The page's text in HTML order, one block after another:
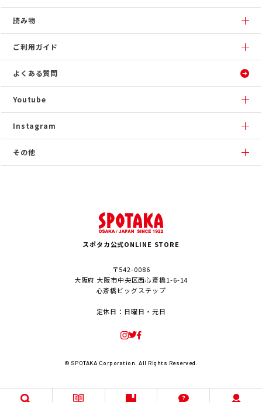
読み物
ご利用ガイド
よくある質問
Youtube
Instagram
その他
スポタカ公式ONLINE STORE
〒542-0086
大阪府 大阪市中央区西心斎橋1-6-14
心斎橋ビッグステップ
定休日：日曜日・元日
© SPOTAKA Corporation. All Rights Reserved.